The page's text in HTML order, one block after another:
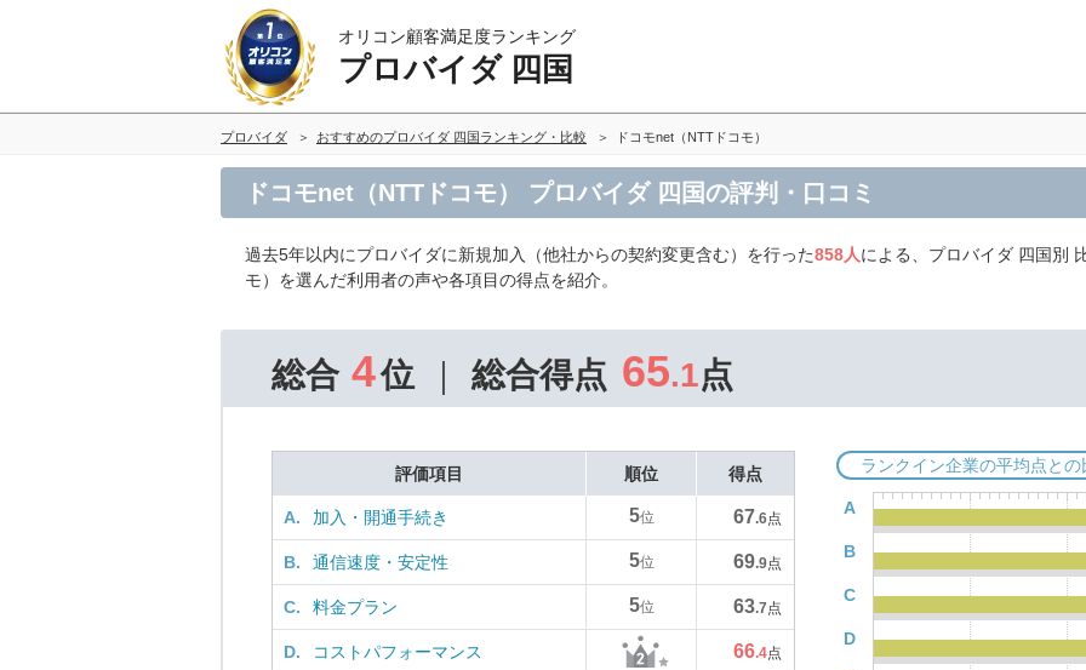
オリコン顧客満足度ランキング
プロバイダ 四国
プロバイダ おすすめのプロバイダ 四国ランキング・比較 ドコモnet（NTTドコモ）
ドコモnet（NTTドコモ） プロバイダ 四国の評判・口コミ
過去5年以内にプロバイダに新規加入（他社からの契約変更含む）を行った858人による、プロバイダ 四国別
モ）を選んだ利用者の声や各項目の得点を紹介。
総合 4位 総合得点 65.1点
評価項目 順位 得点
A. 加入・開通手続き 5位 67.6点
B. 通信速度・安定性 5位 69.9点
C. 料金プラン 5位 63.7点
D. コストパフォーマンス 66.4点
ランクイン企業の平均点との
A
B
C
D